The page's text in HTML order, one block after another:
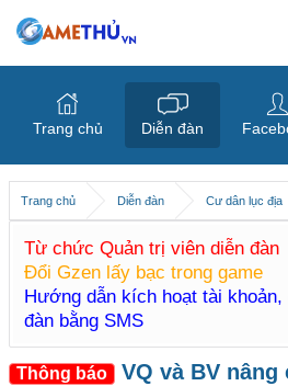
Trang chủ Diễn đàn Cư dân lục địa
Từ chức Quản trị viên diễn đàn
Đổi Gzen lấy bạc trong game
Hướng dẫn kích hoạt tài khoản,
đàn bằng SMS
Thông báo VQ và BV nâng
Trang chủ Diễn đàn